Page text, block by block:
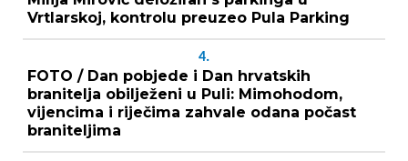
Vrtlarskoj, kontrolu preuzeo Pula Parking
4.
FOTO / Dan pobjede i Dan hrvatskih
branitelja obilježeni u Puli: Mimohodom,
vijencima i riječima zahvale odana počast
braniteljima